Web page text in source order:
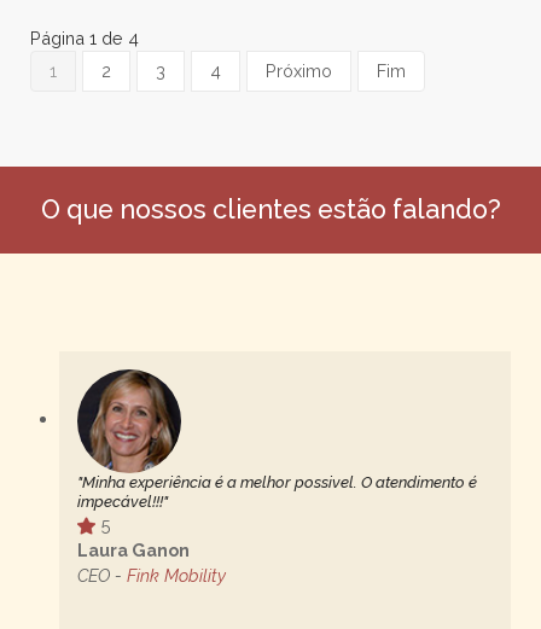
Página 1 de 4
1
2 3 4 Próximo Fim
O que nossos clientes estão falando?
"Minha experiência é a melhor possivel. O atendimento é
impecável!!!"
5
Laura Ganon
CEO - Fink Mobility